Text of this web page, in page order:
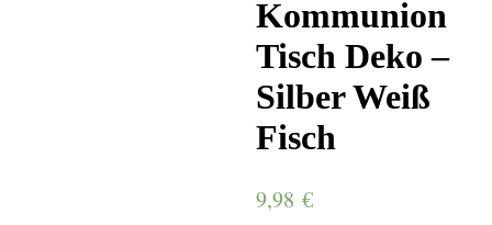
Kommunion
Tisch Deko –
Silber Weiß
Fisch
9,98 €